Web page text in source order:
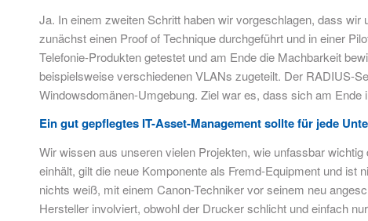
Ja. In einem zweiten Schritt haben wir vorgeschlagen, dass
zunächst einen Proof of Technique durchgeführt und in einer
Telefonie-Produkten getestet und am Ende die Machbarkeit
beispielsweise verschiedenen VLANs zugeteilt. Der RADIUS-
Windowsdomänen-Umgebung. Ziel war es, dass sich am
Ein gut gepflegtes IT-Asset-Management sollte für jede
Wir wissen aus unseren vielen Projekten, wie unfassbar
einhält, gilt die neue Komponente als Fremd-Equipment und
nichts weiß, mit einem Canon-Techniker vor seinem neu
Hersteller involviert, obwohl der Drucker schlicht und einfach